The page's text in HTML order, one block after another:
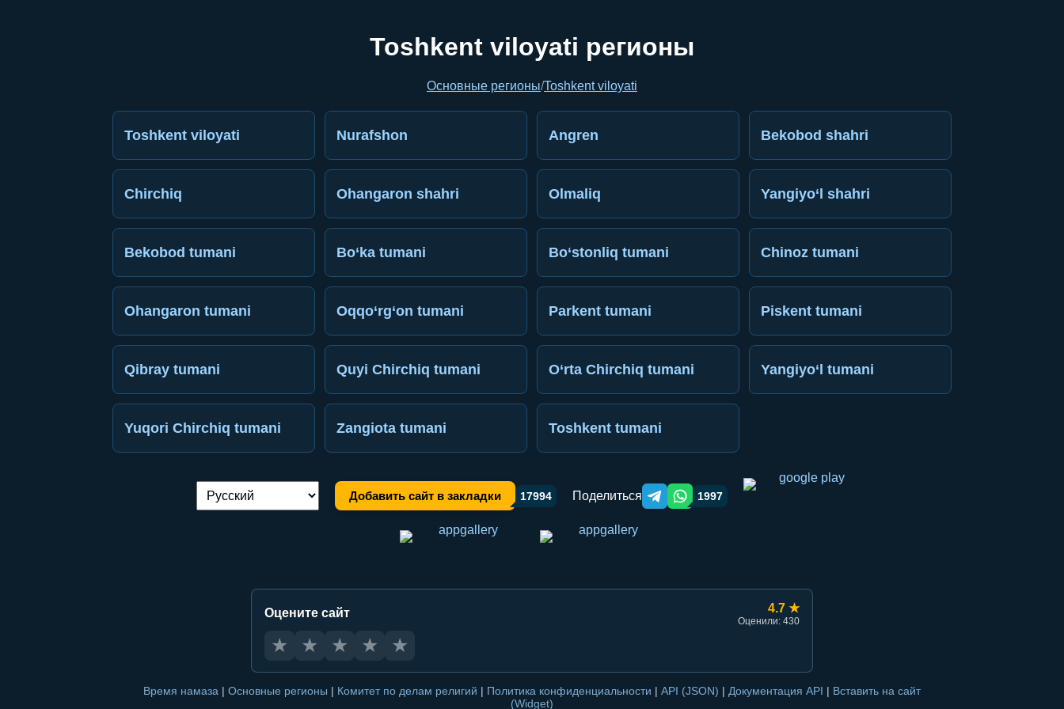
Toshkent viloyati регионы
Основные регионы/Toshkent viloyati
Toshkent viloyati Nurafshon Angren Bekobod shahri
Chirchiq Ohangaron shahri Olmaliq Yangiyo‘l shahri
Bekobod tumani Bo‘ka tumani Bo‘stonliq tumani Chinoz tumani
Ohangaron tumani Oqqo‘rg‘on tumani Parkent tumani Piskent tumani
Qibray tumani Quyi Chirchiq tumani O‘rta Chirchiq tumani Yangiyo‘l tumani
Yuqori Chirchiq tumani Zangiota tumani Toshkent tumani
Переключение языка: Добавить сайт в закладки 17994 Поделиться Telegram orqali ulashish
WhatsApp orqali ulashish
1997
Оцените сайт 4.7 ★
Оценили: 430
★ ★ ★ ★ ★
Время намаза | Основные регионы | Комитет по делам религий | Политика конфиденциальности | API (JSON) | Документация API | Вставить на сайт
(Widget)